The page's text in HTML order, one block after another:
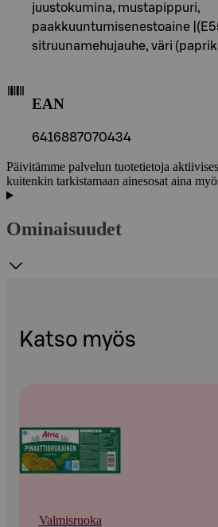
juustokumina, mustapippuri,
paakkuuntumisenestoaine
sitruunamehujauhe, väri
EAN
6416887070434
Päivitämme palvelun tuotetietoja
kuitenkin tarkistamaan ainesosat aina
Ominaisuudet
Katso myös
Valmisruoka